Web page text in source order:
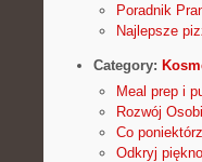
Poradnik
Najlepsze
Category:
Meal prep i
Rozwój
Co
Odkryj